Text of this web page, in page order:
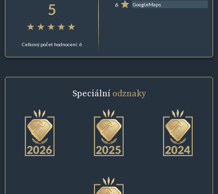
5
Celkový počet hodnocení: 6
6 GoogleMaps
Speciální odznaky